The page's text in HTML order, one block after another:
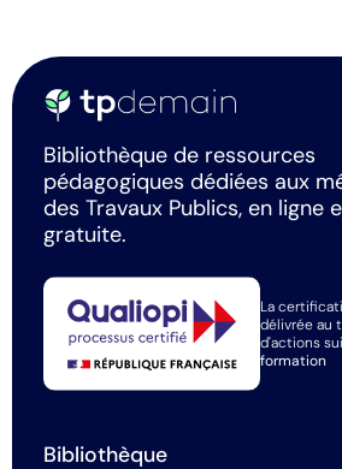
Bibliothèque de ressources
pédagogiques dédiées aux
des Travaux Publics, en ligne
gratuite.
La
délivrée au
d'actions
formation
Bibliothèque